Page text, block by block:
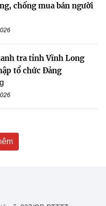
chống mua bán người
tra tỉnh Vĩnh Long
tổ chức Đảng